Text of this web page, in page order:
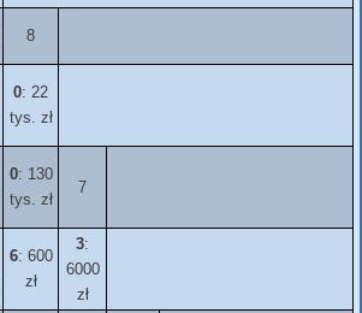
8
0: 22
tys. zł
0: 130
tys. zł
7
6: 600
zł
3:
6000
zł